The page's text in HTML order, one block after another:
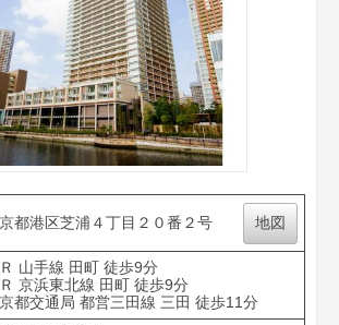
都港区芝浦４丁目２０番２号 地図
Ｒ 山手線 田町 徒歩9分
Ｒ 京浜東北線 田町 徒歩9分
都交通局 都営三田線 三田 徒歩11分